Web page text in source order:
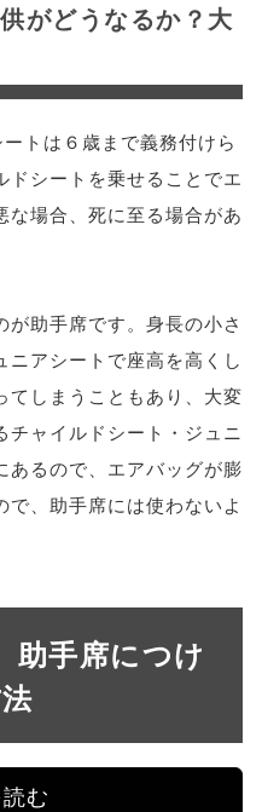
がどうなるか？大
トは６歳まで義務付けら
ドシートを乗せることでエ
な場合、死に至る場合があ
助手席です。身長の小さ
アシートで座高を高くし
てしまうこともあり、大変
ャイルドシート・ジュニ
あるので、エアバッグが膨
、助手席には使わないよ
助手席につけ
む